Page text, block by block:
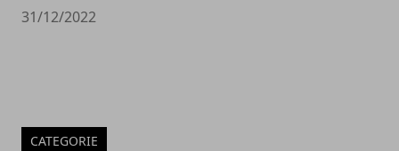
31/12/2022
CATEGORIE